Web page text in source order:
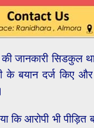
जानकारी सिडकुल
बयान दर्ज किए और
कि आरोपी भी पीड़ित